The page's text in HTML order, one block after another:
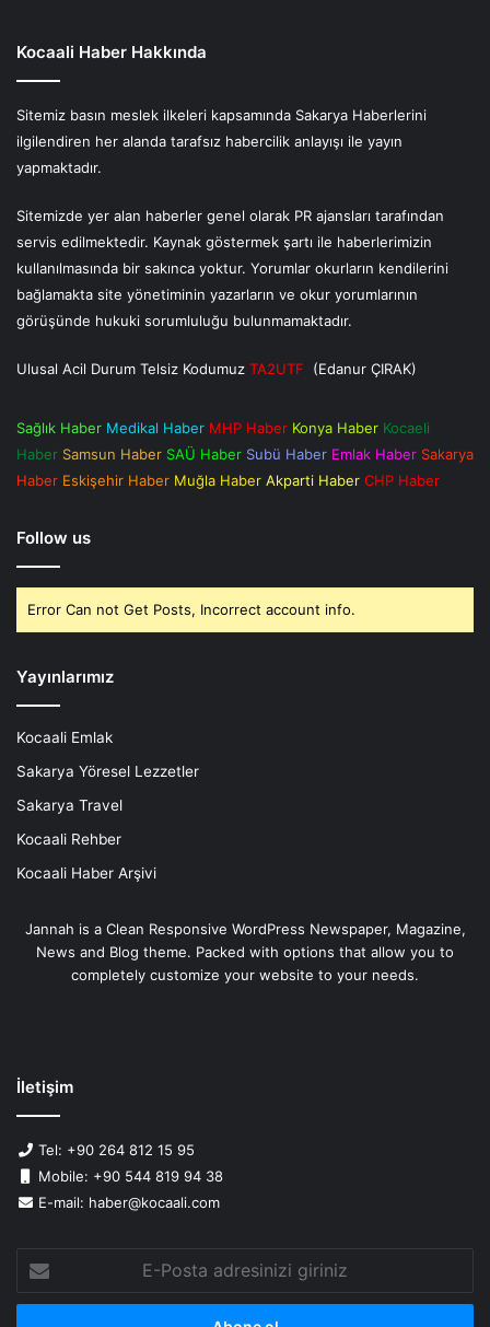
Kocaali Haber Hakkında
Sitemiz basın meslek ilkeleri kapsamında Sakarya Haberlerini
ilgilendiren her alanda tarafsız habercilik anlayışı ile yayın
yapmaktadır.
Sitemizde yer alan haberler genel olarak PR ajansları tarafından
servis edilmektedir. Kaynak göstermek şartı ile haberlerimizin
kullanılmasında bir sakınca yoktur. Yorumlar okurların kendilerini
bağlamakta site yönetiminin yazarların ve okur yorumlarının
görüşünde hukuki sorumluluğu bulunmamaktadır.
Ulusal Acil Durum Telsiz Kodumuz TA2UTF (Edanur ÇIRAK)
Sağlık Haber Medikal Haber MHP Haber Konya Haber Kocaeli
Haber Samsun Haber SAÜ Haber Subü Haber Emlak Haber Sakarya
Haber Eskişehir Haber Muğla Haber Akparti Haber CHP Haber
Follow us
Error Can not Get Posts, Incorrect account info.
Yayınlarımız
Kocaali Emlak
Sakarya Yöresel Lezzetler
Sakarya Travel
Kocaali Rehber
Kocaali Haber Arşivi
Jannah is a Clean Responsive WordPress Newspaper, Magazine,
News and Blog theme. Packed with options that allow you to
completely customize your website to your needs.
İletişim
Tel: +90 264 812 15 95
Mobile: +90 544 819 94 38
E-mail: haber@kocaali.com
Posta
adresinizi